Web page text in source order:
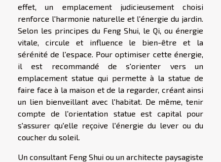
effet, un emplacement judicieusement choisi
renforce l'harmonie naturelle et l'énergie du jardin.
Selon les principes du Feng Shui, le Qi, ou énergie
vitale, circule et influence le bien-être et la
sérénité de l'espace. Pour optimiser cette énergie,
il est recommandé de s'orienter vers un
emplacement statue qui permette à la statue de
faire face à la maison et de la regarder, créant ainsi
un lien bienveillant avec l'habitat. De même, tenir
compte de l'orientation statue est capital pour
s'assurer qu'elle reçoive l'énergie du lever ou du
coucher du soleil.
Un consultant Feng Shui ou un architecte paysagiste